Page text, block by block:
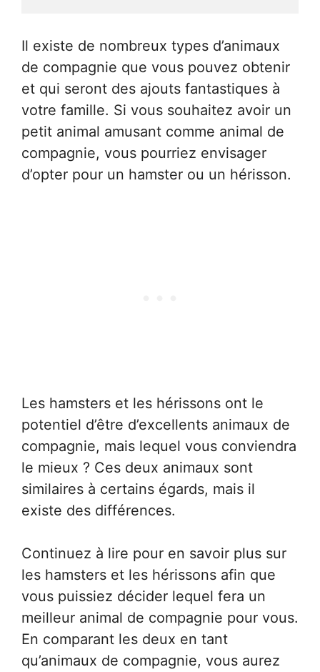
Il existe de nombreux types d’animaux
de compagnie que vous pouvez obtenir
et qui seront des ajouts fantastiques à
votre famille. Si vous souhaitez avoir un
petit animal amusant comme animal de
compagnie, vous pourriez envisager
d’opter pour un hamster ou un hérisson.
Les hamsters et les hérissons ont le
potentiel d’être d’excellents animaux de
compagnie, mais lequel vous conviendra
le mieux ? Ces deux animaux sont
similaires à certains égards, mais il
existe des différences.
Continuez à lire pour en savoir plus sur
les hamsters et les hérissons afin que
vous puissiez décider lequel fera un
meilleur animal de compagnie pour vous.
En comparant les deux en tant
qu’animaux de compagnie, vous aurez